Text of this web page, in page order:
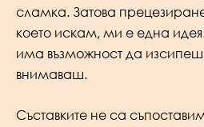
сламка. Затова
което искам, ми е една
има възможност да
внимаваш.
Съставките не са